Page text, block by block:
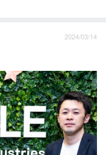
2024/03/14